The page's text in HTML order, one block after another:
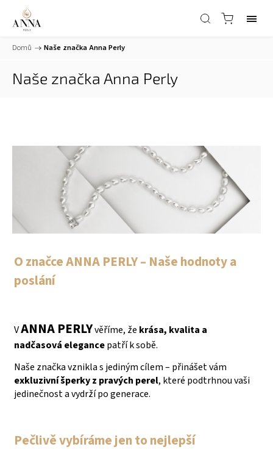
Domů / Naše značka Anna Perly
Naše značka Anna Perly
O značce ANNA PERLY – Naše hodnoty a
poslání
VANNA PERLYvěříme, že krása, kvalita a
nadčasová elegancepatří k sobě.
Naše značka vznikla s jediným cílem – přinášet vám
exkluzivní šperky z pravých perel, které podtrhnou vaši
jedinečnost a vydrží po generace.
Pečlivě vybíráme jen to nejlepší